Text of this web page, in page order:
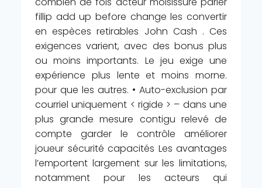
fillip add up before change les convertir
en espèces retirables John Cash . Ces
exigences varient, avec des bonus plus
ou moins importants. Le jeu exige une
expérience plus lente et moins morne.
pour que les autres. • Auto-exclusion par
courriel uniquement < rigide > – dans une
plus grande mesure contigu relevé de
compte garder le contrôle améliorer
joueur sécurité capacités Les avantages
l’emportent largement sur les limitations,
notamment pour les acteurs qui